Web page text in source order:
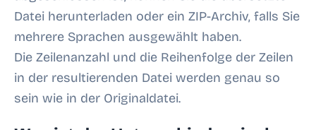
Datei herunterladen oder ein ZIP-Archiv, falls Sie
mehrere Sprachen ausgewählt haben.
Die Zeilenanzahl und die Reihenfolge der Zeilen
in der resultierenden Datei werden genau so
sein wie in der Originaldatei.